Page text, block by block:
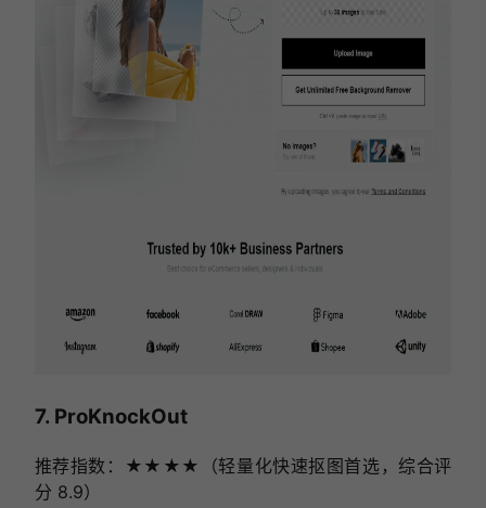
7. ProKnockOut
推荐指数：★★★★（轻量化快速抠图首选，综合评
分 8.9）